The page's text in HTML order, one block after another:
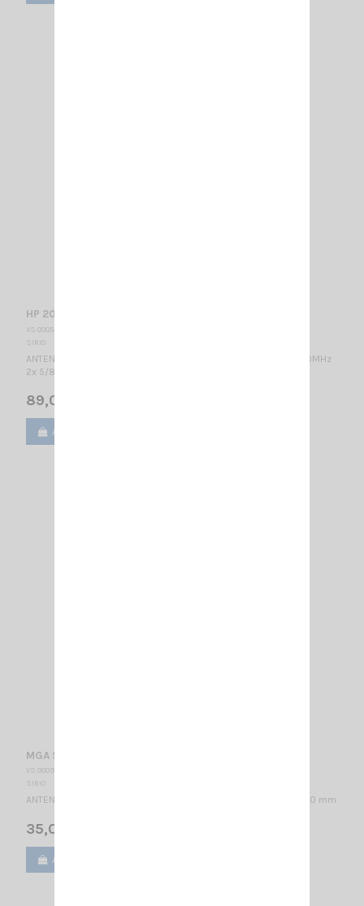
HP 2070 H MAG SIRIO
VS 000548 + AN 001680
SIRIO
ANTENNE MOBILE BIBANDE VHF: 142-148MHz 1/2λ / UHF: 430-440MHz
2x 5/8λ Colinéaire / 1080 mm
89,00 €
Ajouter au panier
MGA 55-550 S + FME SIRIO
VS 000906
SIRIO
ANTENNE MOBILE 55…300 MHz réglable / Montage S / 1/4λ / 1400 mm
35,00 €
Ajouter au panier